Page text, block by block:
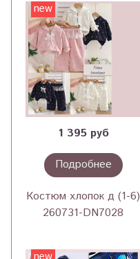
new
1 395 руб
Подробнее
Костюм хлопок д (1-6)
260731-DN7028